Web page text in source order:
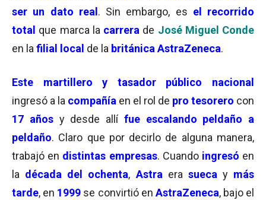
ser un dato real . Sin embargo, es el recorrido
total que marca la carrera de José Miguel Conde
en la filial local de la británica AstraZeneca.
Este martillero y tasador público nacional
ingresó a la compañía en el rol de pro tesorero con
17 añosy desde allí fue escalando peldaño a
peldaño. Claro que por decirlo de alguna manera,
trabajó en distintas empresas. Cuando ingresó en
la década del ochenta, Astra era sueca y más
tarde, en 1999 se convirtió en AstraZeneca, bajo el